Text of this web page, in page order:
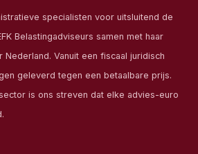
specialisten voor uitsluitend de
Belastingadviseurs samen met haar
Nederland. Vanuit een fiscaal juridisch
geleverd tegen een betaalbare prijs.
is ons streven dat elke advies-euro